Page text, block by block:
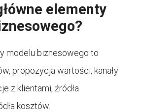
elementy
modelu biznesowego to
propozycja wartości, kanały
z klientami, źródła
kosztów.